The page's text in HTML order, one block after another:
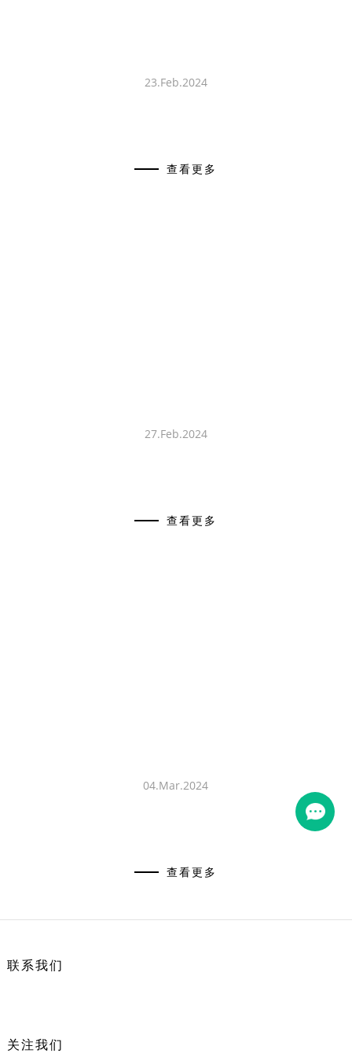
23.Feb.2024
查看更多
27.Feb.2024
查看更多
04.Mar.2024
查看更多
联系我们
关注我们